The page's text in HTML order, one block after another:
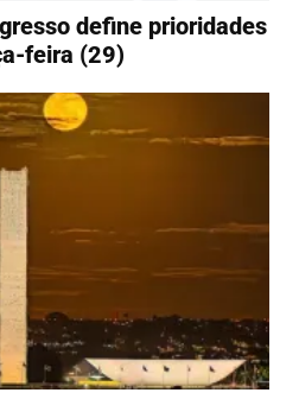
define prioridades
feira (29)